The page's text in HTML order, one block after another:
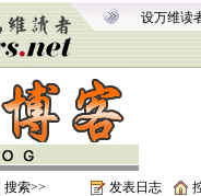
设万维读
搜索>> 发表日志